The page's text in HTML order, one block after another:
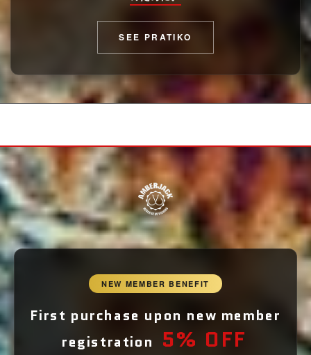
SEE PRATIKO
NEW MEMBER BENEFIT
First purchase upon new member
registration
5% OFF